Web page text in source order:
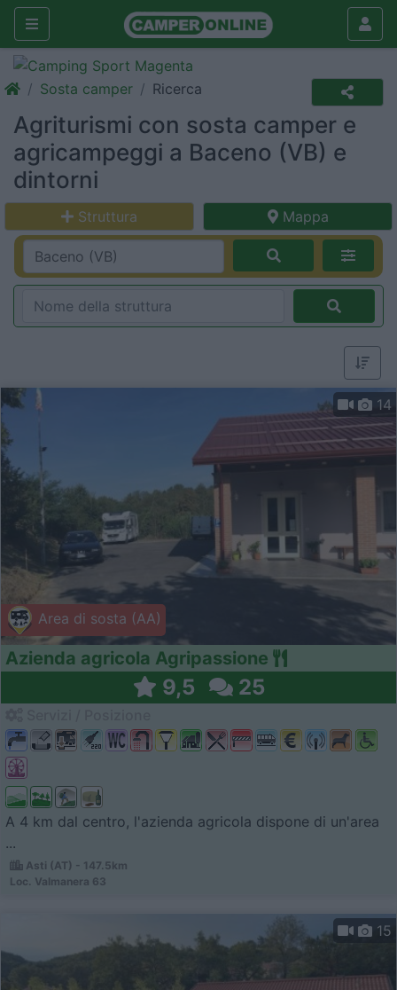
Sosta camper Ricerca
Agriturismi con sosta camper e
agricampeggi a Baceno (VB) e
dintorni
Struttura Mappa
Area di sosta (AA)
14
Azienda agricola Agripassione
9,5 25
A 4 km dal centro, l'azienda agricola dispone di un'area
...
Asti (AT) - 147.5km
Loc. Valmanera 63
15